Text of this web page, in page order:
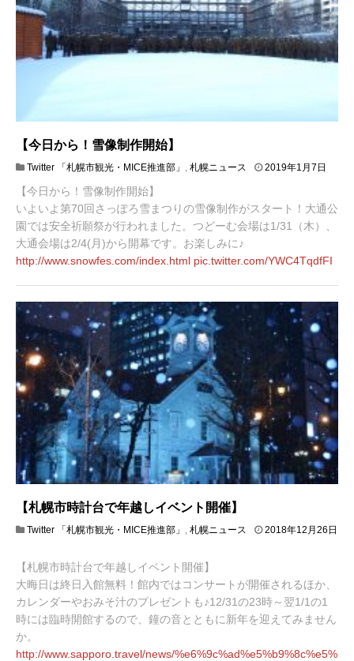
【今日から！雪像制作開始】
Twitter 「札幌市観光・MICE推進部」 , 札幌ニュース 2019年1月7日
9
1
2
日
【今日から！雪像制作開始】
いよいよ第70回さっぽろ雪まつりの雪像制作がスタート！大通公
園では安全祈願祭が行われました。つどーむ会場は1/31（木）、
大通会場は2/4(月)から開幕です。お楽しみに♪
http://www.snowfes.com/index.html pic.twitter.com/YWC4TqdfFI
【札幌市時計台で年越しイベント開催】
Twitter 「札幌市観光・MICE推進部」 札幌ニュース
2018年12月26日
8
年
1
2
月
2
【札幌市時計台で年越しイベント開催】
大晦日は終日入館無料！館内ではコンサートが開催されるほか、
カレンダーやおみそ汁のプレゼントも♪12/31の23時～翌1/1の1
時には臨時開館するので、鐘の音とともに新年を迎えてみません
か。
http://www.sapporo.travel/news/%e6%9c%ad%e5%b9%8c%e5%